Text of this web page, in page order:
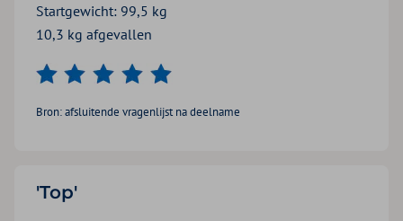
Startgewicht: 99,5 kg
10,3 kg afgevallen
Bron: afsluitende vragenlijst na deelname
'Top'